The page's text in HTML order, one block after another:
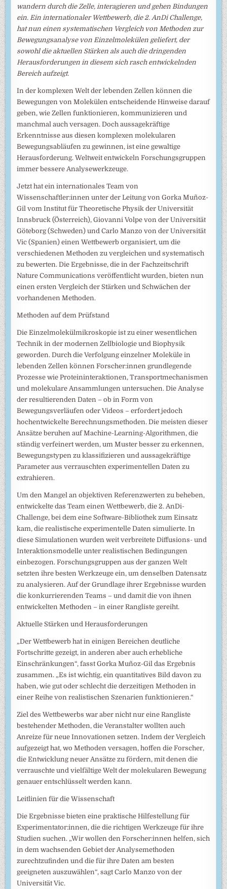
wandern durch die Zelle, interagieren und gehen Bindungen
ein. Ein internationaler Wettbewerb, die 2. AnDi Challenge,
hat nun einen systematischen Vergleich von Methoden zur
Bewegungsanalyse von Einzelmolekülen geliefert, der
sowohl die aktuellen Stärken als auch die dringenden
Herausforderungen in diesem sich rasch entwickelnden
Bereich aufzeigt.
In der komplexen Welt der lebenden Zellen können die
Bewegungen von Molekülen entscheidende Hinweise darauf
geben, wie Zellen funktionieren, kommunizieren und
manchmal auch versagen. Doch aussagekräftige
Erkenntnisse aus diesen komplexen molekularen
Bewegungsabläufen zu gewinnen, ist eine gewaltige
Herausforderung. Weltweit entwickeln Forschungsgruppen
immer bessere Analysewerkzeuge.
Jetzt hat ein internationales Team von
Wissenschaftler:innen unter der Leitung von Gorka Muñoz-
Gil vom Institut für Theoretische Physik der Universität
Innsbruck (Österreich), Giovanni Volpe von der Universität
Göteborg (Schweden) und Carlo Manzo von der Universität
Vic (Spanien) einen Wettbewerb organisiert, um die
verschiedenen Methoden zu vergleichen und systematisch
zu bewerten. Die Ergebnisse, die in der Fachzeitschrift
Nature Communications veröffentlicht wurden, bieten nun
einen ersten Vergleich der Stärken und Schwächen der
vorhandenen Methoden.
Methoden auf dem Prüfstand
Die Einzelmolekülmikroskopie ist zu einer wesentlichen
Technik in der modernen Zellbiologie und Biophysik
geworden. Durch die Verfolgung einzelner Moleküle in
lebenden Zellen können Forscher:innen grundlegende
Prozesse wie Proteininteraktionen, Transportmechanismen
und molekulare Ansammlungen untersuchen. Die Analyse
der resultierenden Daten – ob in Form von
Bewegungsverläufen oder Videos – erfordert jedoch
hochentwickelte Berechnungsmethoden. Die meisten dieser
Ansätze beruhen auf Machine-Learning-Algorithmen, die
ständig verfeinert werden, um Muster besser zu erkennen,
Bewegungstypen zu klassifizieren und aussagekräftige
Parameter aus verrauschten experimentellen Daten zu
extrahieren.
Um den Mangel an objektiven Referenzwerten zu beheben,
entwickelte das Team einen Wettbewerb, die 2. AnDi-
Challenge, bei dem eine Software-Bibliothek zum Einsatz
kam, die realistische experimentelle Daten simulierte. In
diese Simulationen wurden weit verbreitete Diffusions- und
Interaktionsmodelle unter realistischen Bedingungen
einbezogen. Forschungsgruppen aus der ganzen Welt
setzten ihre besten Werkzeuge ein, um denselben Datensatz
zu analysieren. Auf der Grundlage ihrer Ergebnisse wurden
die konkurrierenden Teams – und damit die von ihnen
entwickelten Methoden – in einer Rangliste gereiht.
Aktuelle Stärken und Herausforderungen
„Der Wettbewerb hat in einigen Bereichen deutliche
Fortschritte gezeigt, in anderen aber auch erhebliche
Einschränkungen“, fasst Gorka Muñoz-Gil das Ergebnis
zusammen. „Es ist wichtig, ein quantitatives Bild davon zu
haben, wie gut oder schlecht die derzeitigen Methoden in
einer Reihe von realistischen Szenarien funktionieren.“
Ziel des Wettbewerbs war aber nicht nur eine Rangliste
bestehender Methoden, die Veranstalter wollten auch
Anreize für neue Innovationen setzen. Indem der Vergleich
aufgezeigt hat, wo Methoden versagen, hoffen die Forscher,
die Entwicklung neuer Ansätze zu fördern, mit denen die
verrauschte und vielfältige Welt der molekularen Bewegung
genauer entschlüsselt werden kann.
Leitlinien für die Wissenschaft
Die Ergebnisse bieten eine praktische Hilfestellung für
Experimentator:innen, die die richtigen Werkzeuge für ihre
Studien suchen. „Wir wollen den Forscher:innen helfen, sich
in dem wachsenden Gebiet der Analysemethoden
zurechtzufinden und die für ihre Daten am besten
geeigneten auszuwählen“, sagt Carlo Manzo von der
Universität Vic.